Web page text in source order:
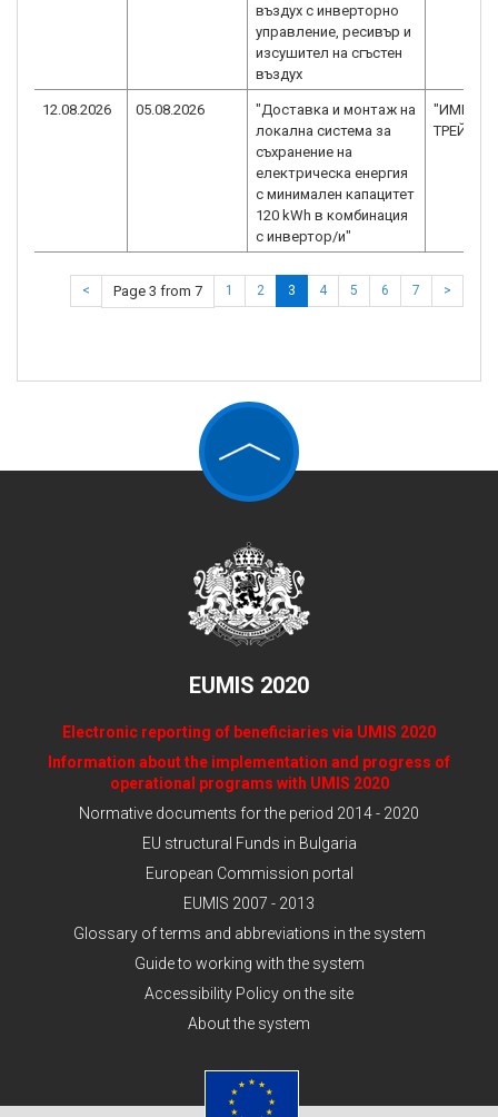
въздух с инверторно
управление, ресивър и
изсушител на сгъстен
въздух
12.08.2026 05.08.2026
"Доставка и монтаж на
локална система за
съхранение на
електрическа енергия
с минимален капацитет
120 kWh в комбинация
с инвертор/и"
"ИМЕКС
ТРЕЙД"
< Page 3 from 7 1 2 3 4 5 6 7 >
EUMIS 2020
Electronic reporting of beneficiaries via UMIS 2020
Information about the implementation and progress of
operational programs with UMIS 2020
Normative documents for the period 2014 - 2020
EU structural Funds in Bulgaria
European Commission portal
EUMIS 2007 - 2013
Glossary of terms and abbreviations in the system
Guide to working with the system
Accessibility Policy on the site
About the system